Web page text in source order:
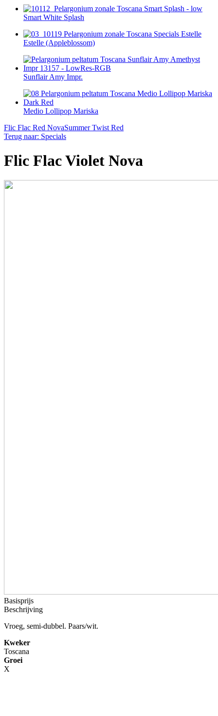
Smart White Splash
Estelle (Appleblossom)
Sunflair Amy Impr.
Medio Lollipop Mariska
Flic Flac Red NovaSummer Twist Red
Terug naar: Specials
Flic Flac Violet Nova
Basisprijs
Beschrijving
Vroeg, semi-dubbel. Paars/wit.
Kweker
Toscana
Groei
X